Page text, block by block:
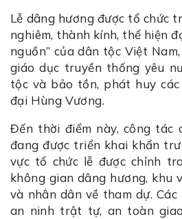
Lễ dâng hương được tổ chức
nghiêm, thành kính, thể hiện
nguồn” của dân tộc Việt
giáo dục truyền thống yêu
tộc và bảo tồn, phát huy
đại Hùng Vương.
Đến thời điểm này, công tác
đang được triển khai khẩn
vực tổ chức lễ được chỉnh
không gian dâng hương, khu
và nhân dân về tham dự.
an ninh trật tự, an toàn